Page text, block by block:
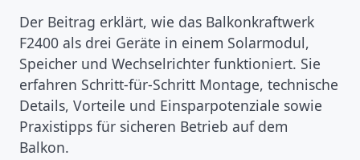
Der Beitrag erklärt, wie das Balkonkraftwerk
F2400 als drei Geräte in einem Solarmodul,
Speicher und Wechselrichter funktioniert. Sie
erfahren Schritt-für-Schritt Montage, technische
Details, Vorteile und Einsparpotenziale sowie
Praxistipps für sicheren Betrieb auf dem
Balkon.